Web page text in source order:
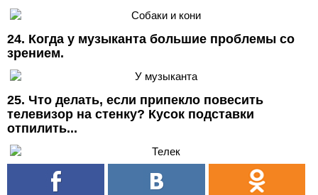
24. Когда у музыканта большие проблемы со
зрением.
25. Что делать, если припекло повесить
телевизор на стенку? Кусок подставки
отпилить...